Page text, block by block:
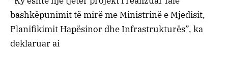
bashkëpunimit të mirë me Ministrinë e Mjedisit,
Planifikimit Hapësinor dhe Infrastrukturës”, ka
deklaruar ai